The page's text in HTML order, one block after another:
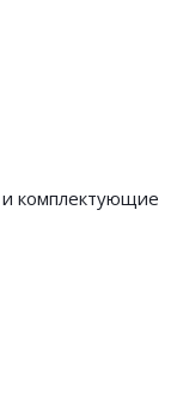
комплектующие